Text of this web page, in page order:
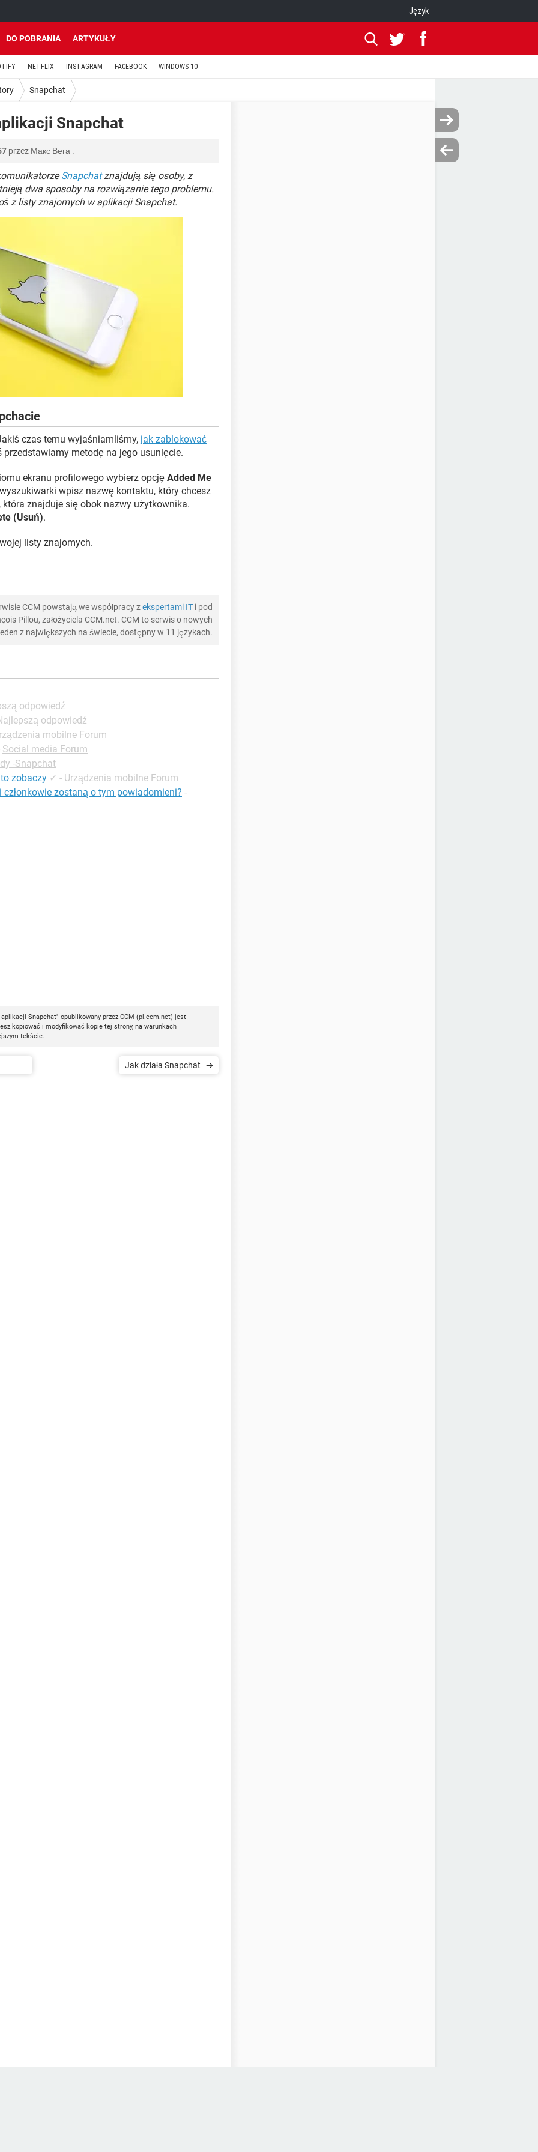
Język
DO POBRANIA ARTYKUŁY
NETFLIX INSTAGRAM FACEBOOK WINDOWS 10
Snapchat
Snapchat
przez Макс Вега .
Snapchatznajdują się osoby, z
dwa sposoby na rozwiązanie tego problemu.
z listy znajomych w aplikacji Snapchat.
czas temu wyjaśniamliśmy, jak zablokować
przedstawiamy metodę na jego usunięcie.
ekranu profilowego wybierz opcję Added Me
wpisz nazwę kontaktu, który chcesz
znajduje się obok nazwy użytkownika.
(Usuń).
listy znajomych.
CCM powstają we współpracy zekspertami IT i pod
Pillou, założyciela CCM.net. CCM to serwis o nowych
z największych na świecie, dostępny w 11 językach.
odpowiedź
odpowiedź
mobilne Forum
Social media Forum
-Snapchat
zobaczy ✓ - Urządzenia mobilne Forum
członkowie zostaną o tym powiadomieni? -
Snapchat" opublikowany przez CCM (pl.ccm.net) jest
kopiować i modyfikować kopie tej strony, na warunkach
tekście.
Jak działa Snapchat